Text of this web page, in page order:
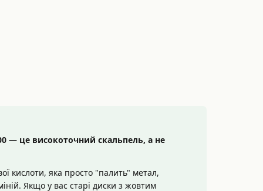
— це високоточний скальпель, а не
кислоти, яка просто "палить" метал,
Якщо у вас старі диски з жовтим